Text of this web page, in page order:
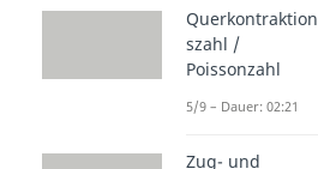
Formel für die
so einfach
daran, dass wir
Querkontraktion
szahl /
Poissonzahl
5/9 – Dauer: 02:21
Zug- und